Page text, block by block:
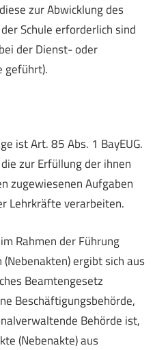
zur Abwicklung des
Schule erforderlich sind
der Dienst- oder
geführt).
ist Art. 85 Abs. 1 BayEUG.
zur Erfüllung der ihnen
zugewiesenen Aufgaben
Lehrkräfte verarbeiten.
Rahmen der Führung
ergibt sich aus
Beamtengesetz
Beschäftigungsbehörde,
Behörde ist,
(Nebenakte) aus